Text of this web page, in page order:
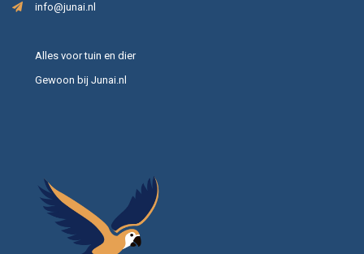
info@junai.nl
Alles voor tuin en dier
Gewoon bij Junai.nl